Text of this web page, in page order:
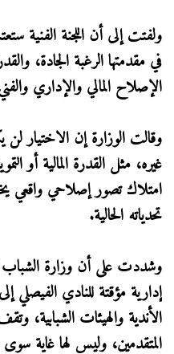
ولفتت إلى أن اللجنة الفنية
في مقدمتها الرغبة الجادة،
الإصلاح المالي والإداري
وقالت الوزارة إن الاختيار
غيره، مثل القدرة المالية أو
امتلاك تصور إصلاحي واقعي
تحدياته الحالية.
وشددت على أن وزارة الشباب
إدارية مؤقتة للنادي الفيصلي
الأندية والهيئات الشبابية،
المتقدمين، وليس لها غاية